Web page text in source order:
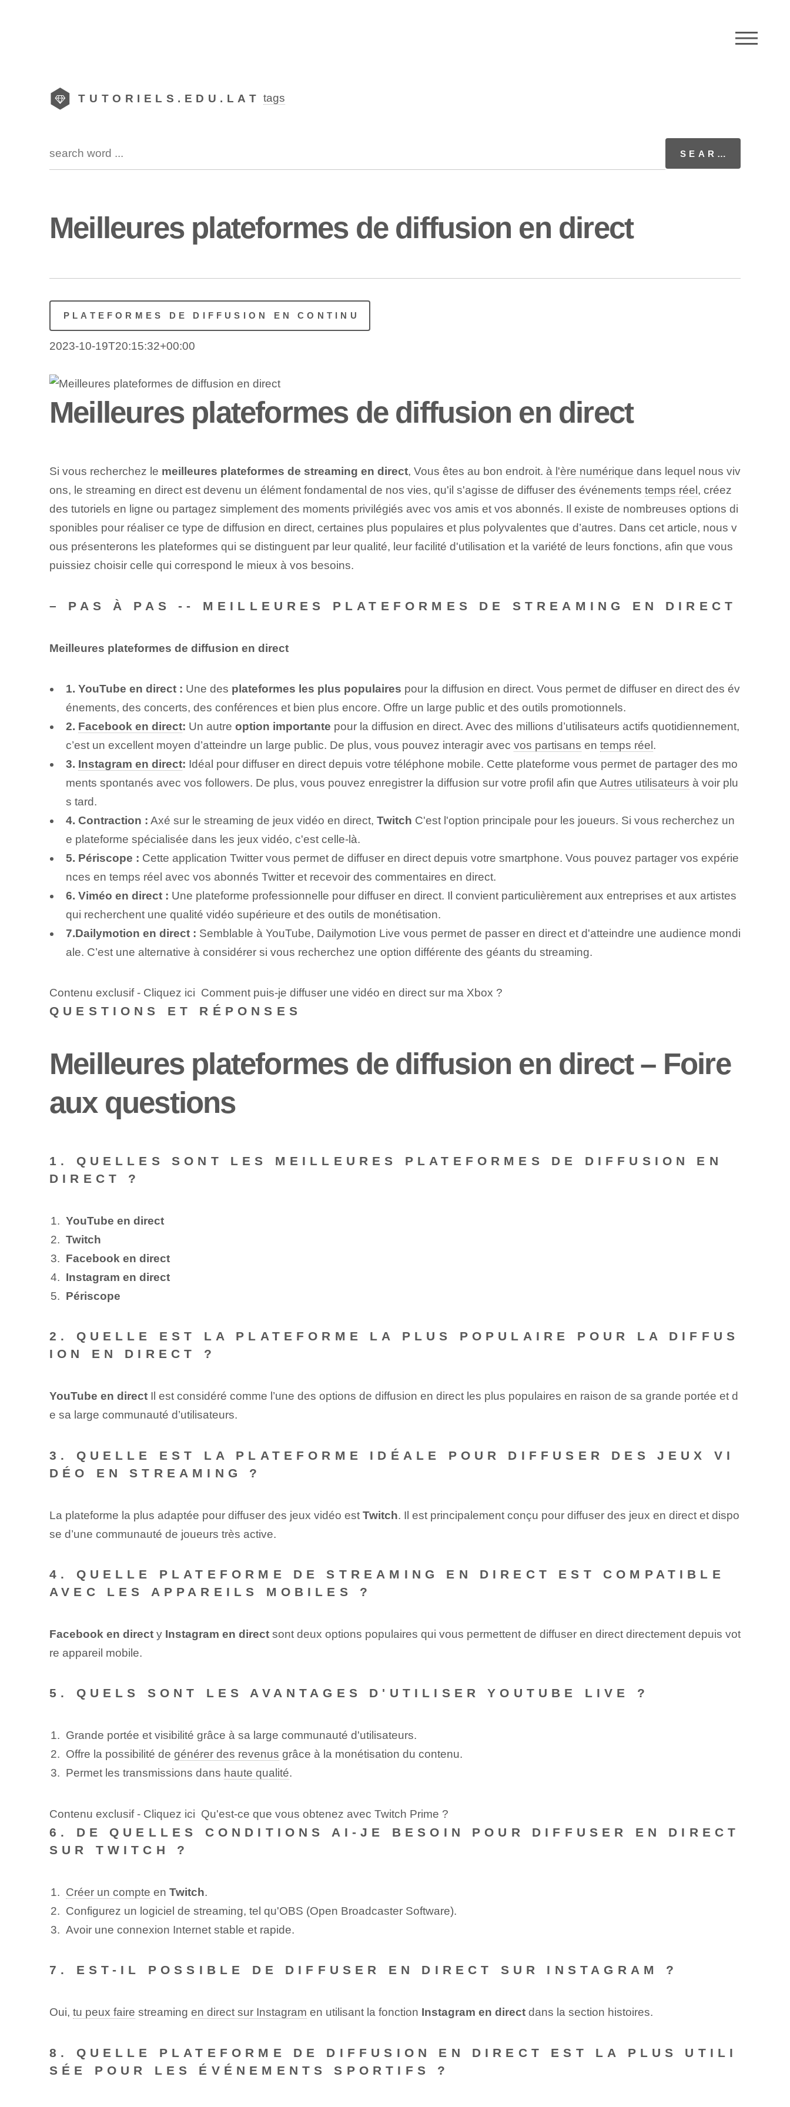
TUTORIELS.EDU.LAT tags
Meilleures plateformes de diffusion en direct
PLATEFORMES DE DIFFUSION EN CONTINU
2023-10-19T20:15:32+00:00
Meilleures plateformes de diffusion en direct
Si vous recherchez le meilleures plateformes de streaming en direct, Vous êtes au bon endroit. à l'ère numérique dans lequel nous viv
ons, le streaming en direct est devenu un élément fondamental de nos vies, qu'il s'agisse de diffuser des événements temps réel , créez
des tutoriels en ligne ou partagez simplement des moments privilégiés avec vos amis et vos abonnés. Il existe de nombreuses options di
sponibles pour réaliser ce type de diffusion en direct, certaines plus populaires et plus polyvalentes que d’autres. Dans cet article, nous v
ous présenterons les plateformes qui se distinguent par leur qualité, leur facilité d'utilisation et la variété de leurs fonctions, afin que vous
puissiez choisir celle qui correspond le mieux à vos besoins.
– PAS À PAS -- MEILLEURES PLATEFORMES DE STREAMING EN DIRECT
Meilleures plateformes de diffusion en direct
1. YouTube en direct : Une des plateformes les plus populaires pour la diffusion en direct. Vous permet de diffuser en direct des év
énements, des concerts, des conférences et bien plus encore. Offre un large public et des outils promotionnels.
2. Facebook en direct: Un autre option importante pour la diffusion en direct. Avec des millions d’utilisateurs actifs quotidiennement,
c’est un excellent moyen d’atteindre un large public. De plus, vous pouvez interagir avec vos partisans en temps réel .
3. Instagram en direct: Idéal pour diffuser en direct depuis votre téléphone mobile. Cette plateforme vous permet de partager des mo
ments spontanés avec vos followers. De plus, vous pouvez enregistrer la diffusion sur votre profil afin que Autres utilisateurs à voir plu
s tard.
4. Contraction : Axé sur le streaming de jeux vidéo en direct, Twitch C'est l'option principale pour les joueurs. Si vous recherchez un
e plateforme spécialisée dans les jeux vidéo, c'est celle-là.
5. Périscope : Cette application Twitter vous permet de diffuser en direct depuis votre smartphone. Vous pouvez partager vos expérie
nces en temps réel avec vos abonnés Twitter et recevoir des commentaires en direct.
6. Viméo en direct : Une plateforme professionnelle pour diffuser en direct. Il convient particulièrement aux entreprises et aux artistes
qui recherchent une qualité vidéo supérieure et des outils de monétisation.
7.Dailymotion en direct : Semblable à YouTube, Dailymotion Live vous permet de passer en direct et d'atteindre une audience mondi
ale. C’est une alternative à considérer si vous recherchez une option différente des géants du streaming.
Contenu exclusif - Cliquez ici Comment puis-je diffuser une vidéo en direct sur ma Xbox ?
QUESTIONS ET RÉPONSES
Meilleures plateformes de diffusion en direct – Foire
aux questions
1. QUELLES SONT LES MEILLEURES PLATEFORMES DE DIFFUSION EN
DIRECT ?
YouTube en direct
Twitch
Facebook en direct
Instagram en direct
Périscope
2. QUELLE EST LA PLATEFORME LA PLUS POPULAIRE POUR LA DIFFUS
ION EN DIRECT ?
YouTube en directIl est considéré comme l’une des options de diffusion en direct les plus populaires en raison de sa grande portée et d
e sa large communauté d’utilisateurs.
3. QUELLE EST LA PLATEFORME IDÉALE POUR DIFFUSER DES JEUX VI
DÉO EN STREAMING ?
La plateforme la plus adaptée pour diffuser des jeux vidéo est Twitch. Il est principalement conçu pour diffuser des jeux en direct et dispo
se d’une communauté de joueurs très active.
4. QUELLE PLATEFORME DE STREAMING EN DIRECT EST COMPATIBLE
AVEC LES APPAREILS MOBILES ?
Facebook en directy Instagram en directsont deux options populaires qui vous permettent de diffuser en direct directement depuis vot
re appareil mobile.
5. QUELS SONT LES AVANTAGES D'UTILISER YOUTUBE LIVE ?
Grande portée et visibilité grâce à sa large communauté d'utilisateurs.
Offre la possibilité de générer des revenus grâce à la monétisation du contenu.
Permet les transmissions dans haute qualité.
Contenu exclusif - Cliquez ici Qu'est-ce que vous obtenez avec Twitch Prime ?
6. DE QUELLES CONDITIONS AI-JE BESOIN POUR DIFFUSER EN DIRECT
SUR TWITCH ?
Créer un compte en Twitch.
Configurez un logiciel de streaming, tel qu'OBS (Open Broadcaster Software).
Avoir une connexion Internet stable et rapide.
7. EST-IL POSSIBLE DE DIFFUSER EN DIRECT SUR INSTAGRAM ?
Oui, tu peux faire streaming en direct sur Instagram en utilisant la fonction Instagram en directdans la section histoires.
8. QUELLE PLATEFORME DE DIFFUSION EN DIRECT EST LA PLUS UTILI
SÉE POUR LES ÉVÉNEMENTS SPORTIFS ?